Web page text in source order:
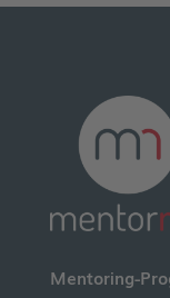
Mentoring-